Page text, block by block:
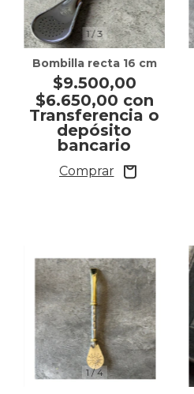
1/3
Bombilla recta 16 cm
$9.500,00
$6.650,00 con
Transferencia o
depósito
bancario
1 /4